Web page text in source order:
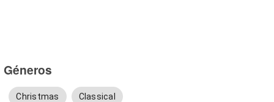
Géneros
Christmas Classical